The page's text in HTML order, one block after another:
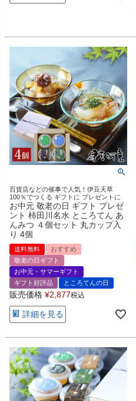
百貨店などの催事で人気！伊豆天草
100％でつくる ギフトに プレゼントに
お中元 敬老の日 ギフト プレゼ
ント 柿田川名水 ところてん あ
んみつ ４個セット 丸カップ入
り 4個
送料無料
おすすめ
敬老の日ギフト
お中元・サマーギフト
ギフト好評品
ところてんの日
販売価格 ¥2,877税込
詳細を見る